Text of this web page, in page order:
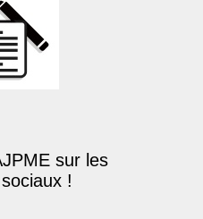
sur les
!